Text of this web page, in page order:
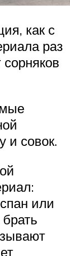
как с
раз
сорняков
и совок.
или